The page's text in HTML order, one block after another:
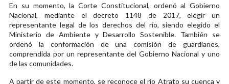
En su momento, la Corte Constitucional, ordenó al Gobierno
Nacional, mediante el decreto 1148 de 2017, elegir un
representante legal de los derechos del río, siendo elegido el
Ministerio de Ambiente y Desarrollo Sostenible. También se
ordenó la conformación de una comisión de guardianes,
comprendida por un representante del Gobierno Nacional y uno
de las comunidades.
A partir de este momento, se reconoce el río Atrato su cuenca y